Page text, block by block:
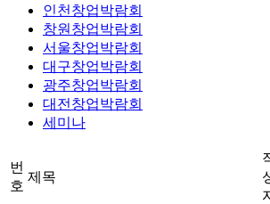
인천창업박람회
창원창업박람회
서울창업박람회
대구창업박람회
광주창업박람회
대전창업박람회
세미나
번
호
제목